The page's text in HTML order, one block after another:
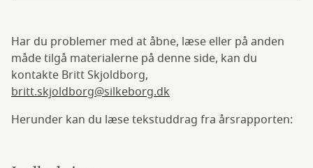
Har du problemer med at åbne, læse eller på anden
måde tilgå materialerne på denne side, kan du
kontakte Britt Skjoldborg,
britt.skjoldborg@silkeborg.dk
Herunder kan du læse tekstuddrag fra årsrapporten: